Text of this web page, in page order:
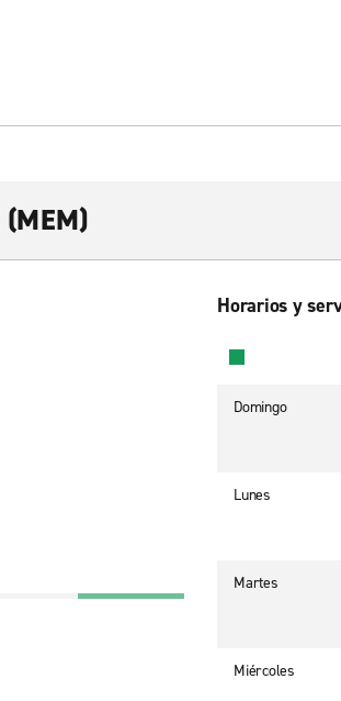
Horarios y
Domingo
Lunes
Martes
Miércoles